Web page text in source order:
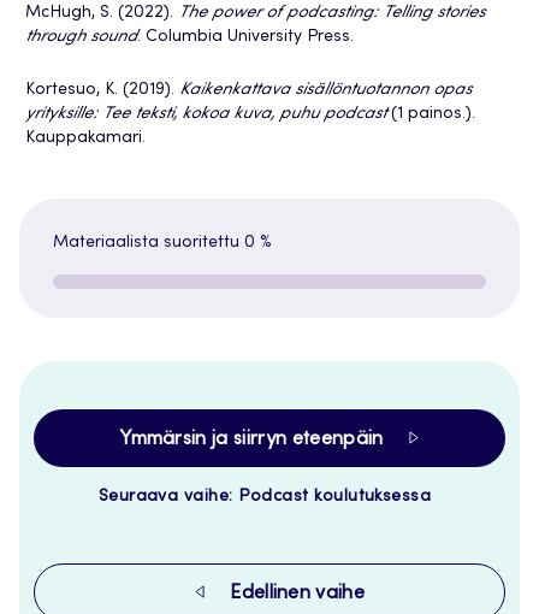
McHugh, S. (2022). The power of podcasting: Telling stories
through sound. Columbia University Press.
Kortesuo, K. (2019). Kaikenkattava sisällöntuotannon opas
yrityksille: Tee teksti, kokoa kuva, puhu podcast(1 painos.).
Kauppakamari.
Materiaalista suoritettu 0 %
Ymmärsin ja siirryn eteenpäin
Seuraava vaihe: Podcast koulutuksessa
Edellinen vaihe